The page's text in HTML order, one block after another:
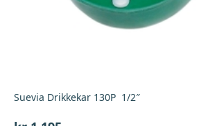
Suevia Drikkekar 130P 1/2″